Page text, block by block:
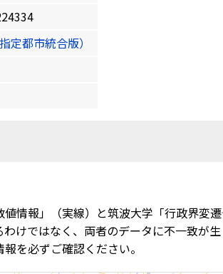
定都市統合版）
情報」（実線）と筑波大学「行政界変
けではなく、両者のデータに不一致が
を必ずご確認ください。